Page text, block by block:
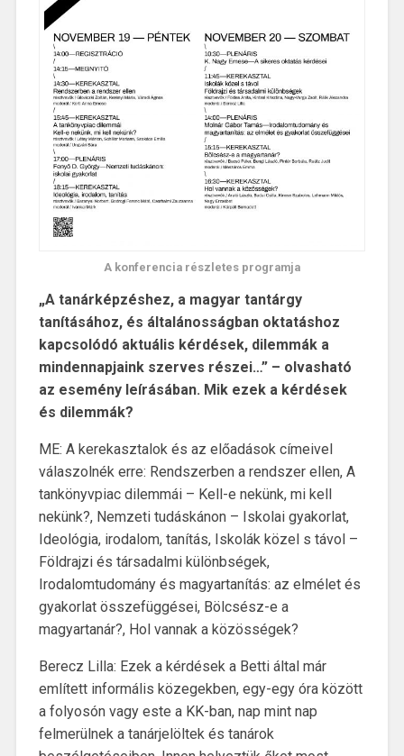
A konferencia részletes programja
„A tanárképzéshez, a magyar tantárgy
tanításához, és általánosságban oktatáshoz
kapcsolódó aktuális kérdések, dilemmák a
mindennapjaink szerves részei…” – olvasható
az esemény leírásában. Mik ezek a kérdések
és dilemmák?
ME: A kerekasztalok és az előadások címeivel
válaszolnék erre: Rendszerben a rendszer ellen, A
tankönyvpiac dilemmái – Kell-e nekünk, mi kell
nekünk?, Nemzeti tudáskánon – Iskolai gyakorlat,
Ideológia, irodalom, tanítás, Iskolák közel s távol –
Földrajzi és társadalmi különbségek,
Irodalomtudomány és magyartanítás: az elmélet és
gyakorlat összefüggései, Bölcsész-e a
magyartanár?, Hol vannak a közösségek?
Berecz Lilla: Ezek a kérdések a Betti által már
említett informális közegekben, egy-egy óra között
a folyosón vagy este a KK-ban, nap mint nap
felmerülnek a tanárjelöltek és tanárok